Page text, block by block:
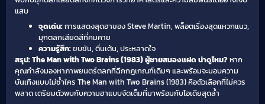
แสบ
จุดเด่น:การแสดงสุดฮาของ Steve Martin, พล็อตเรื่องสุดแหวกแนว,
มุกตลกเสียดสีที่คมคาย
ความรู้สึก:ขบขัน, ตื่นเต้น, ประหลาดใจ
สรุป: The Man with Two Brains (1983) ผู้ชายสมองแฝด น่าดูไหม?หาก
คุณกำลังมองหาภาพยนตร์ตลกที่ฉีกกฎเกณฑ์เดิมๆ และพร้อมจะมอบความ
บันเทิงแบบไม่ซ้ำใคร The Man with Two Brains (1983) คือตัวเลือกที่ไม่ควร
พลาด เตรียมตัวพบกับความฮาแบบจัดเต็มที่มาพร้อมกับไอเดียสุดล้ำ